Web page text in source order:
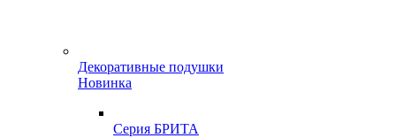
Декоративные подушки
Новинка
Серия БРИТА